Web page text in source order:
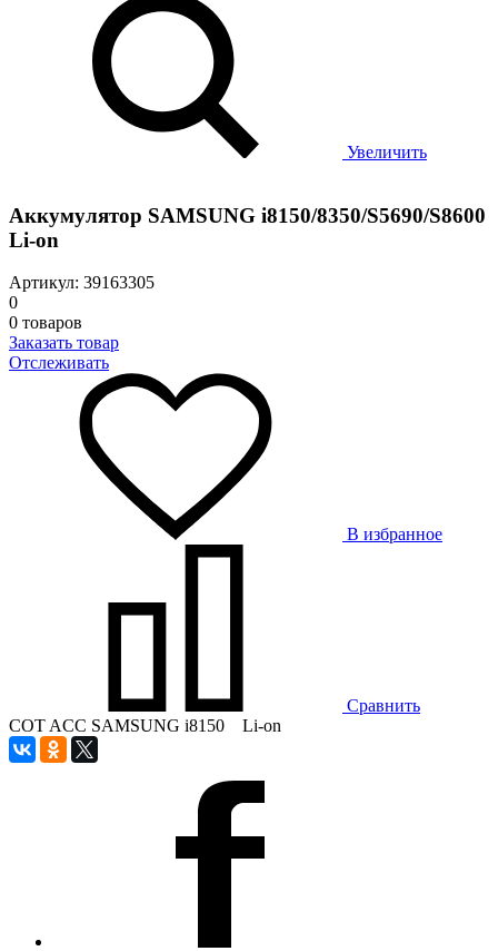
Увеличить
Аккумулятор SAMSUNG i8150/8350/S5690/S8600
Li-on
Артикул: 39163305
0
0 товаров
Заказать товар
Отслеживать
В избранное
Сравнить
COT ACC SAMSUNG i8150 Li-on